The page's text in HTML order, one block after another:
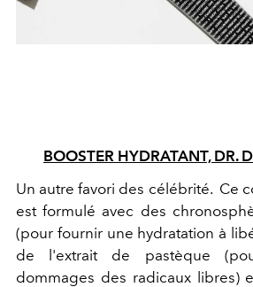
BOOSTER HYDRATANT, DR.
Un autre favori des célébrité. Ce
est formulé avec des
(pour fournir une hydratation à
de l'extrait de pastèque
dommages des radicaux libres)